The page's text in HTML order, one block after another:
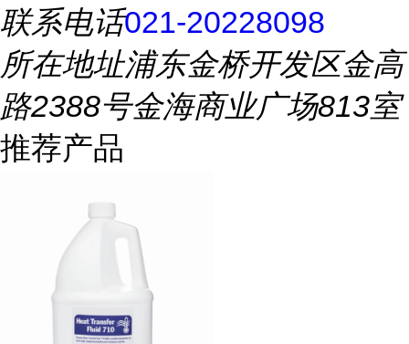
联系电话021-20228098
所在地址浦东金桥开发区金高
路2388号金海商业广场813室
推荐产品